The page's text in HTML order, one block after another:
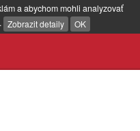
a abychom mohli analyzovať
Zobrazit detaily OK